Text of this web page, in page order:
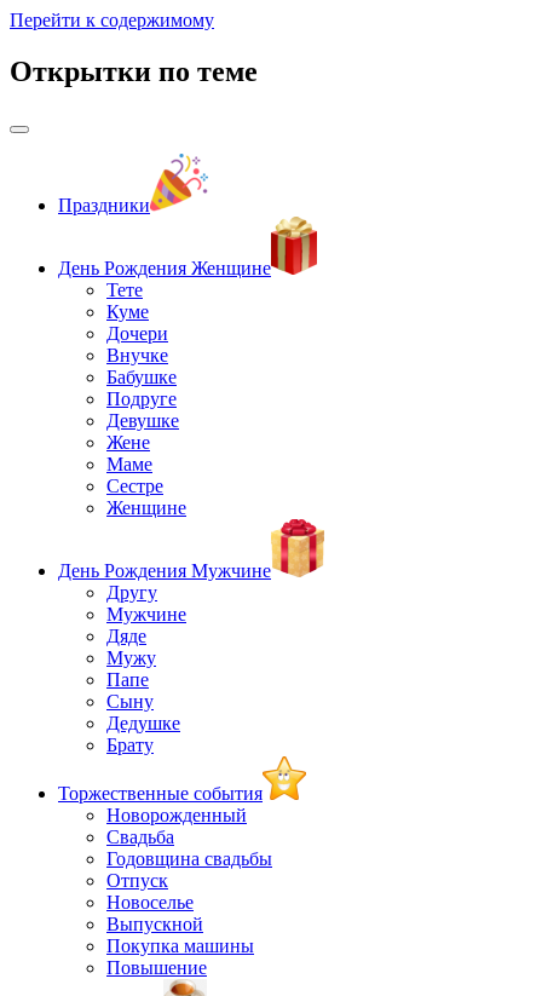
Перейти к содержимому
Открытки по теме
Праздники
День Рождения Женщине
Тете
Куме
Дочери
Внучке
Бабушке
Подруге
Девушке
Жене
Маме
Сестре
Женщине
День Рождения Мужчине
Другу
Мужчине
Дяде
Мужу
Папе
Сыну
Дедушке
Брату
Торжественные события
Новорожденный
Свадьба
Годовщина свадьбы
Отпуск
Новоселье
Выпускной
Покупка машины
Повышение